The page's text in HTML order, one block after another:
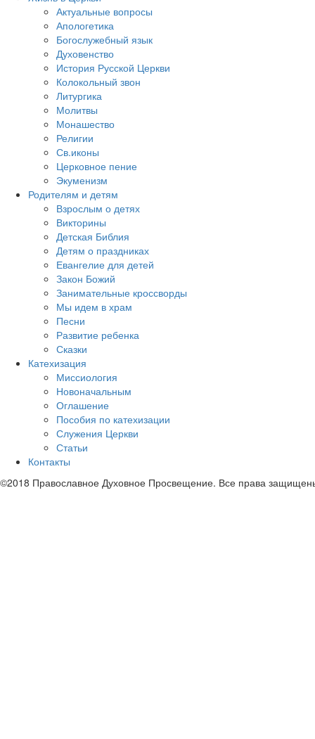
Актуальные вопросы
Апологетика
Богослужебный язык
Духовенство
История Русской Церкви
Колокольный звон
Литургика
Молитвы
Монашество
Религии
Св.иконы
Церковное пение
Экуменизм
Родителям и детям
Взрослым о детях
Викторины
Детская Библия
Детям о праздниках
Евангелие для детей
Закон Божий
Занимательные кроссворды
Мы идем в храм
Песни
Развитие ребенка
Сказки
Катехизация
Миссиология
Новоначальным
Оглашение
Пособия по катехизации
Служения Церкви
Статьи
Контакты
©2018 Православное Духовное Просвещение. Все права